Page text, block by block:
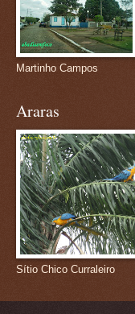
Martinho Campos
Araras
Sítio Chico Curraleiro